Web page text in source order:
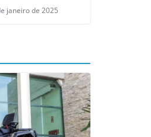
janeiro de 2025